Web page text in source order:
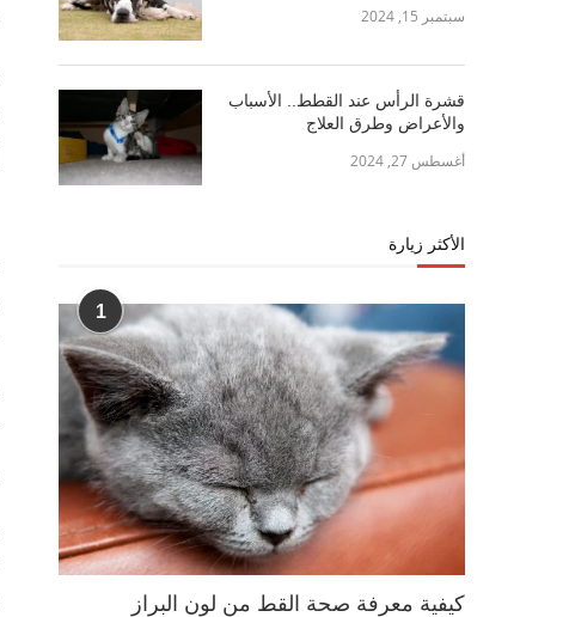
سبتمبر 15, 2024
قشرة الرأس عند القطط.. الأسباب
والأعراض وطرق العلاج
أغسطس 27, 2024
الأكثر زيارة
1
كيفية معرفة صحة القط من لون البراز